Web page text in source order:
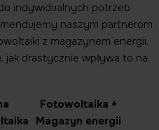
indywidualnych potrzeb
naszym partnerom
z magazynem energii.
jak drastycznie wpływa to na
Fotowoltaika +
Magazyn energii